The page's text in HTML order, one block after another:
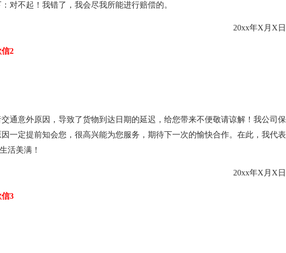
对不起！我错了，我会尽我所能进行赔偿的。
20xx年X月X日
2
通意外原因，导致了货物到达日期的延迟，给您带来不便敬请谅解！我公司保
一定提前知会您，很高兴能为您服务，期待下一次的愉快合作。在此，我代表
活美满！
20xx年X月X日
3